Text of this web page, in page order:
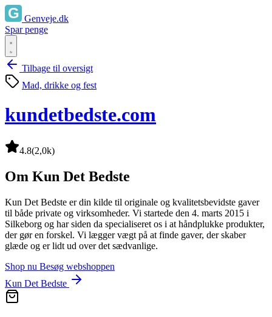
Genveje.dk
Spar penge
Tilbage til oversigt
Mad, drikke og fest
kundetbedste.com
4.8(2,0k)
Om Kun Det Bedste
Kun Det Bedste er din kilde til originale og kvalitetsbevidste gaver
til både private og virksomheder. Vi startede den 4. marts 2015 i
Silkeborg og har siden da specialiseret os i at håndplukke produkter,
der gør en forskel. Vi lægger vægt på at finde gaver, der skaber
glæde og er lidt ud over det sædvanlige.
Shop nu Besøg webshoppen
Kun Det Bedste